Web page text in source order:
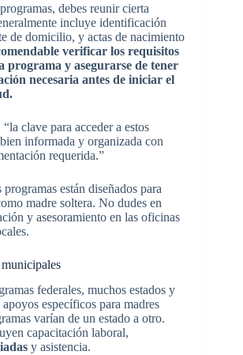
debes reunir cierta
incluye identificación
de domicilio, y actas de nacimiento
verificar los requisitos
programa y asegurarse de tener
necesaria antes de iniciar el
clave para acceder a estos
informada y organizada con
requerida.”
están diseñados para
madre soltera. No dudes en
y asesoramiento en las oficinas
federales, muchos estados y
específicos para madres
varían de un estado a otro.
capacitación laboral,
y asistencia.